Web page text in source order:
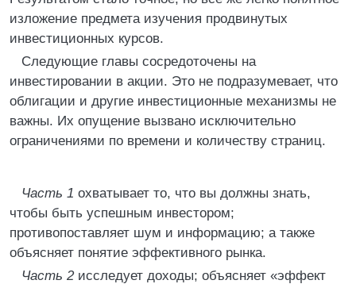
изложение предмета изучения продвинутых
инвестиционных курсов.
Следующие главы сосредоточены на
инвестировании в акции. Это не подразумевает, что
облигации и другие инвестиционные механизмы не
важны. Их опущение вызвано исключительно
ограничениями по времени и количеству страниц.
Часть 1 охватывает то, что вы должны знать,
чтобы быть успешным инвестором;
противопоставляет шум и информацию; а также
объясняет понятие эффективного рынка.
Часть 2исследует доходы; объясняет «эффект